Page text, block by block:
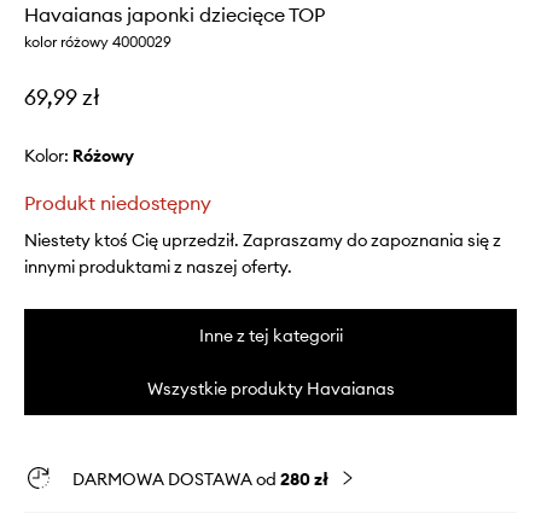
Havaianas japonki dziecięce TOP
kolor różowy 4000029
69,99 zł
Kolor: różowy
Produkt niedostępny
Niestety ktoś Cię uprzedził. Zapraszamy do zapoznania się z
innymi produktami z naszej oferty.
Inne z tej kategorii
Wszystkie produkty Havaianas
DARMOWA DOSTAWA od 280 zł